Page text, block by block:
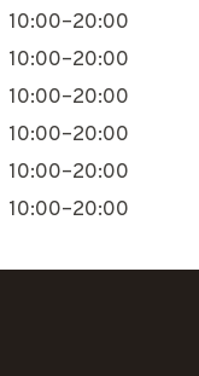
10:00–20:00
10:00–20:00
10:00–20:00
10:00–20:00
10:00–20:00
10:00–20:00